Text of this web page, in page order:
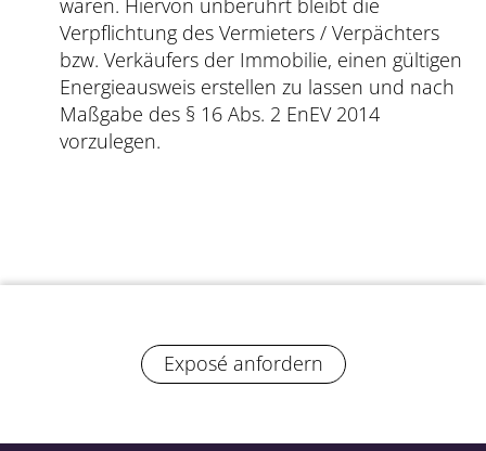
wären. Hiervon unberührt bleibt die
Verpflichtung des Vermieters / Verpächters
bzw. Verkäufers der Immobilie, einen gültigen
Energieausweis erstellen zu lassen und nach
Maßgabe des § 16 Abs. 2 EnEV 2014
vorzulegen.
Exposé anfordern